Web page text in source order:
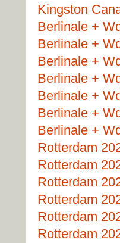
Kingston
Berlinale +
Berlinale +
Berlinale +
Berlinale +
Berlinale +
Berlinale +
Berlinale +
Rotterdam
Rotterdam
Rotterdam
Rotterdam
Rotterdam
Rotterdam